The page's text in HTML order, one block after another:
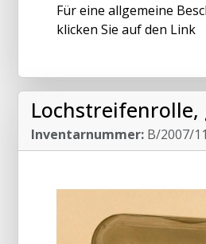
Für eine allgemeine
klicken Sie auf den Link
Lochstreifenrolle,
Inventarnummer: B/2007/